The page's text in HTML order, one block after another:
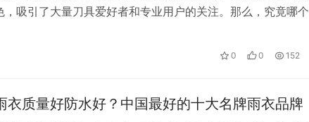
，吸引了大量刀具爱好者和专业用户的关注。那么，究竟哪
0 0 152
衣质量好防水好？中国最好的十大名牌雨衣品牌